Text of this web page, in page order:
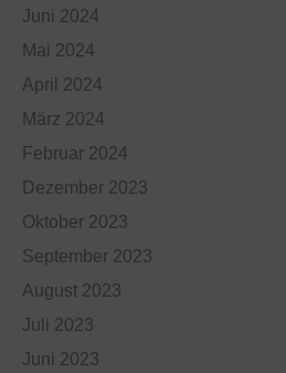
Juni 2024
Mai 2024
April 2024
März 2024
Februar 2024
Dezember 2023
Oktober 2023
September 2023
August 2023
Juli 2023
Juni 2023